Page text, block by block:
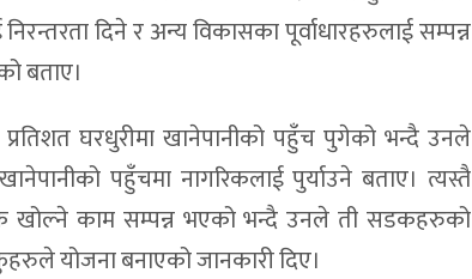
दिने र अन्य विकासका पूर्वाधारहरुलाई सम्पन्न
बताए।
घरधुरीमा खानेपानीको पहुँच पुगेको भन्दै उनले
पहुँचमा नागरिकलाई पुर्याउने बताए। त्यस्तै
खोल्ने काम सम्पन्न भएको भन्दै उनले ती सडकहरुको
योजना बनाएको जानकारी दिए।